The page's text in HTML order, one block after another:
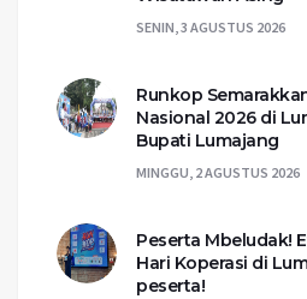
SENIN, 3 AGUSTUS 2026
Runkop
Nasional 2026 di
Bupati Lumajang
MINGGU, 2 AGUSTUS 2026
Peserta Mbeludak!
Hari Koperasi di
peserta!